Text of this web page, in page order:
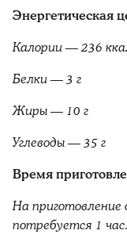
Энергетическая
Калории — 236
Белки — 3 г
Жиры — 10 г
Углеводы — 35 г
Время
На приготовление
потребуется 1 час.